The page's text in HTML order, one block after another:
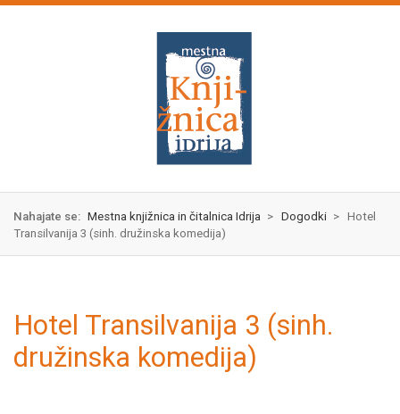
Skok
izjava
Nahajate se: Mestna knjižnica in čitalnica Idrija > Dogodki > Hotel
Transilvanija 3 (sinh. družinska komedija)
Hotel Transilvanija 3 (sinh.
družinska komedija)